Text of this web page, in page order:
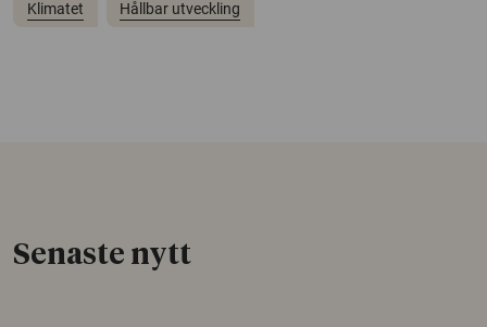
Klimatet Hållbar utveckling
Senaste nytt